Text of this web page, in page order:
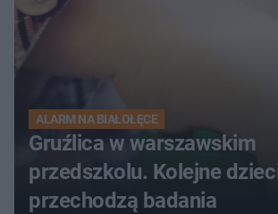
ALARM NA BIAŁOŁĘCE
Gruźlica w warszawskim
przedszkolu. Kolejne
przechodzą badania